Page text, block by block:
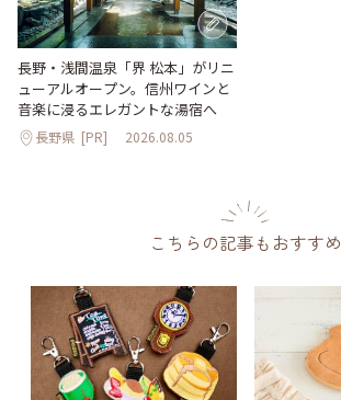
長野・浅間温泉「界 松本」がリニ
ューアルオープン。信州ワインと
音楽に浸るエレガントな湯宿へ
長野県 [PR] 2026.08.05
こちらの記事もおすすめ